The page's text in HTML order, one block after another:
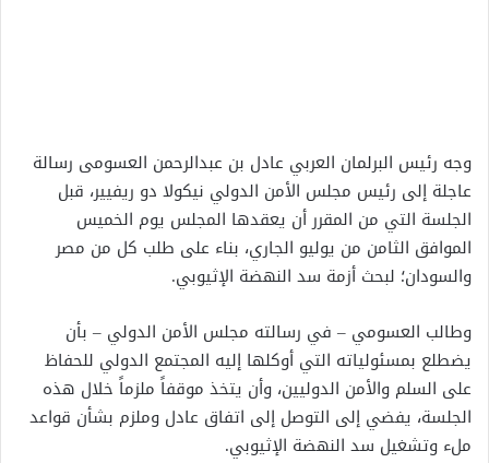
وجه رئيس البرلمان العربي عادل بن عبدالرحمن العسومى رسالة
عاجلة إلى رئيس مجلس الأمن الدولي نيكولا دو ريفيير، قبل
الجلسة التي من المقرر أن يعقدها المجلس يوم الخميس
الموافق الثامن من يوليو الجاري، بناء على طلب كل من مصر
والسودان؛ لبحث أزمة سد النهضة الإثيوبي.
وطالب العسومي – في رسالته مجلس الأمن الدولي – بأن
يضطلع بمسئولياته التي أوكلها إليه المجتمع الدولي للحفاظ
على السلم والأمن الدوليين، وأن يتخذ موقفاً ملزماً خلال هذه
الجلسة، يفضي إلى التوصل إلى اتفاق عادل وملزم بشأن قواعد
ملء وتشغيل سد النهضة الإثيوبي.